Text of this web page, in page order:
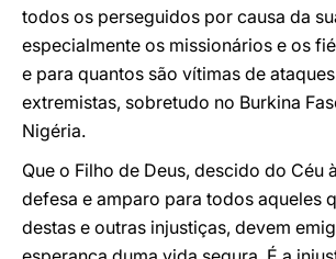
todos os perseguidos por causa da
especialmente os missionários e os
e para quantos são vítimas de
extremistas, sobretudo no Burkina
Nigéria.
Que o Filho de Deus, descido do Céu
defesa e amparo para todos aqueles
destas e outras injustiças, devem